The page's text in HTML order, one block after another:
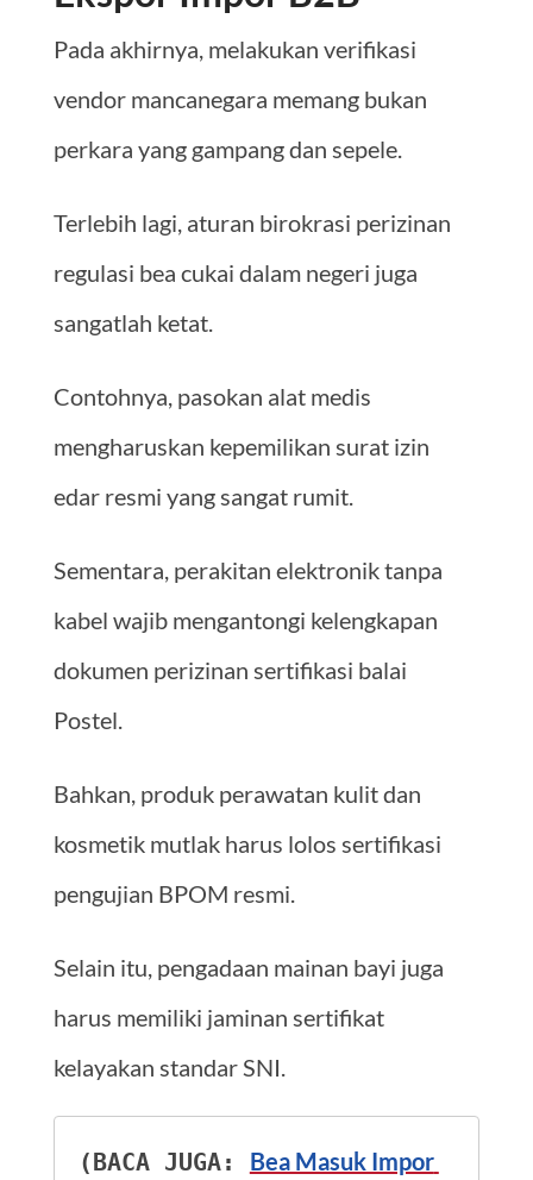
Pada akhirnya, melakukan verifikasi
vendor mancanegara memang bukan
perkara yang gampang dan sepele.
Terlebih lagi, aturan birokrasi perizinan
regulasi bea cukai dalam negeri juga
sangatlah ketat.
Contohnya, pasokan alat medis
mengharuskan kepemilikan surat izin
edar resmi yang sangat rumit.
Sementara, perakitan elektronik tanpa
kabel wajib mengantongi kelengkapan
dokumen perizinan sertifikasi balai
Postel.
Bahkan, produk perawatan kulit dan
kosmetik mutlak harus lolos sertifikasi
pengujian BPOM resmi.
Selain itu, pengadaan mainan bayi juga
harus memiliki jaminan sertifikat
kelayakan standar SNI.
(BACA JUGA: Bea Masuk Impor